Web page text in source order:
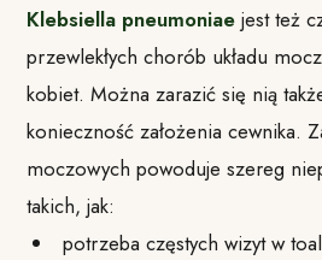
Klebsiella pneumoniae jest też
przewlekłych chorób układu
kobiet. Można zarazić się nią
konieczność założenia cewnika.
moczowych powoduje szereg
takich, jak:
potrzeba częstych wizyt w